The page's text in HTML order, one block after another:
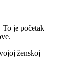
To je početak
ženskoj